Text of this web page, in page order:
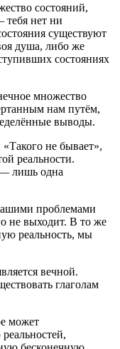
состояний,
нет ни
существуют
душа, либо же
состояниях
множество
нам путём,
выводы.
не бывает»,
реальности.
— лишь одна
проблемами
не выходит. В то же
реальность, мы
вечной.
глаголам
может